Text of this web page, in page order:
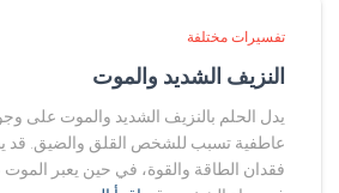
تفسيرات مختلفة
النزيف الشديد والموت
يدل الحلم بالنزيف الشديد والموت على
عاطفية تسبب للشخص القلق والضيق. قد
فقدان الطاقة والقوة، في حين يعبر الموت